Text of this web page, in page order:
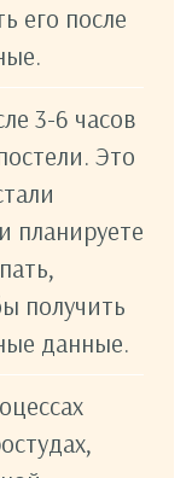
его после
3-6 часов
Это
планируете
получить
данные.